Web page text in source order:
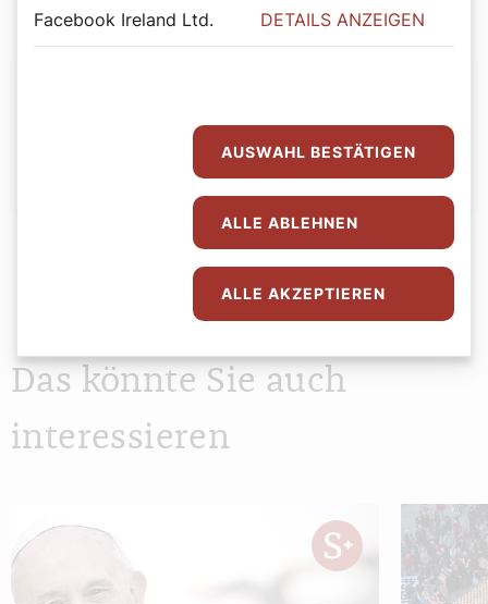
Georg Pulling
Das könnte Sie auch
interessieren
Facebook Ireland Ltd. DETAILS ANZEIGEN
AUSWAHL BESTÄTIGEN
ALLE ABLEHNEN
ALLE AKZEPTIEREN